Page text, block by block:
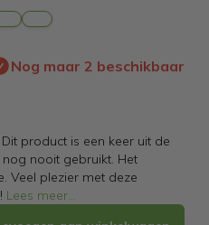
Nog maar 2 beschikbaar
product is een keer uit de
nooit gebruikt. Het
Veel plezier met deze
Lees meer...